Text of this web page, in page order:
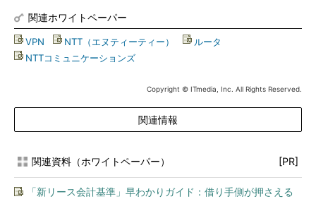
関連ホワイトペーパー
VPN NTT（エヌティーティー） ルータ
NTTコミュニケーションズ
Copyright © ITmedia, Inc. All Rights Reserved.
関連情報
関連資料（ホワイトペーパー） [PR]
「新リース会計基準」早わかりガイド：借り手側が押さえる